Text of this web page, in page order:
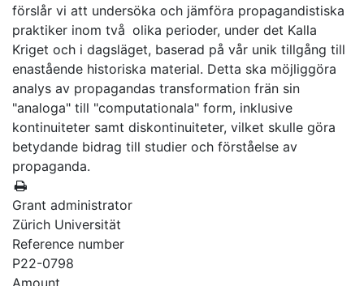
förslår vi att undersöka och jämföra propagandistiska
praktiker inom två olika perioder, under det Kalla
Kriget och i dagsläget, baserad på vår unik tillgång till
enastående historiska material. Detta ska möjliggöra
analys av propagandas transformation frän sin
"analoga" till "computationala" form, inklusive
kontinuiteter samt diskontinuiteter, vilket skulle göra
betydande bidrag till studier och förståelse av
propaganda.
Grant administrator
Zürich Universität
Reference number
P22-0798
Amount